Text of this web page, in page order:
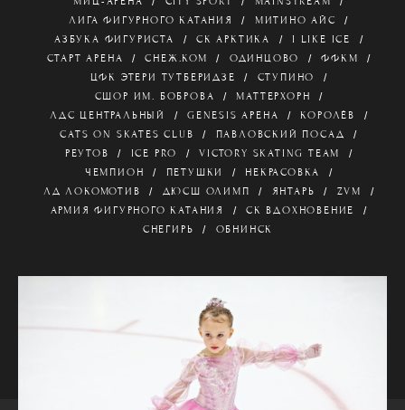
ЛИГА ФИГУРНОГО КАТАНИЯ
МИТИНО АЙС
АЗБУКА ФИГУРИСТА
СК АРКТИКА
I LIKE ICE
СТАРТ АРЕНА
СНЕЖ.КОМ ОДИНЦОВО
ФФКМ
ЦФК ЭТЕРИ ТУТБЕРИДЗЕ
СТУПИНО
СШОР ИМ. БОБРОВА
МАТТЕРХОРН
ЛДС ЦЕНТРАЛЬНЫЙ
GENESIS АРЕНА
КОРОЛЁВ
CATS ON SKATES CLUB
ПАВЛОВСКИЙ ПОСАД
РЕУТОВ
ICE PRO
VICTORY SKATING TEAM
ЧЕМПИОН
ПЕТУШКИ
НЕКРАСОВКА
ЛД ЛОКОМОТИВ
ДЮСШ ОЛИМП ЯНТАРЬ
ZVM
АРМИЯ ФИГУРНОГО КАТАНИЯ
СК ВДОХНОВЕНИЕ
СНЕГИРЬ
ОБНИНСК